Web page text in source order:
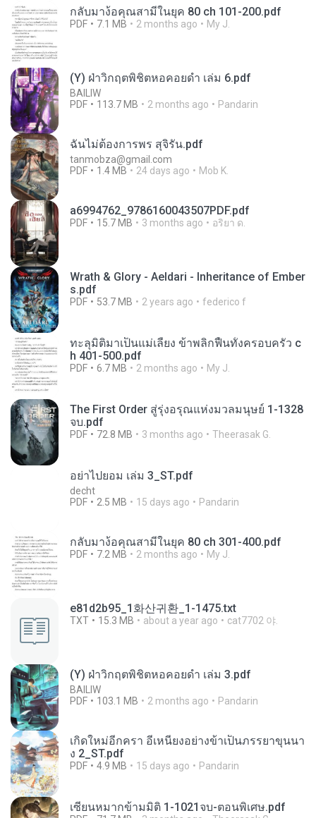
กลับมาง้อคุณสามีในยุค 80 ch 101-200.pdf
PDF 7.1 MB 2 months ago My J.
(Y) ฝ่าวิกฤตพิชิตหอคอยดำ เล่ม 6.pdf
BAILIW
PDF
113.7 MB 2 months ago Pandarin
ฉันไม่ต้องการพร สุจิรัน.pdf
tanmobza@gmail.com
PDF
1.4 MB 24 days ago Mob K.
a6994762_9786160043507PDF.pdf
PDF 15.7 MB 3 months ago อริยา ด.
Wrath & Glory - Aeldari - Inheritance of Ember
s.pdf
PDF 53.7 MB 2 years ago federico f
ทะลุมิติมาเป็นแม่เลี้ยง ข้าพลิกฟื้นทั้งครอบครัว c
h 401-500.pdf
PDF 6.7 MB 2 months ago My J.
The First Order สู่รุ่งอรุณแห่งมวลมนุษย์ 1-1328
จบ.pdf
PDF 72.8 MB 3 months ago Theerasak G.
อย่าไปยอม เล่ม 3_ST.pdf
decht
PDF
2.5 MB 15 days ago Pandarin
กลับมาง้อคุณสามีในยุค 80 ch 301-400.pdf
PDF 7.2 MB 2 months ago My J.
e81d2b95_1화산귀환_1-1475.txt
TXT 15.3 MB about a year ago cat7702 야.
(Y) ฝ่าวิกฤตพิชิตหอคอยดำ เล่ม 3.pdf
BAILIW
PDF
103.1 MB 2 months ago Pandarin
เกิดใหม่อีกครา อี๋เหนียงอย่างข้าเป็นภรรยาขุนนา
ง 2_ST.pdf
PDF 4.9 MB 15 days ago Pandarin
เซียนหมากข้ามมิติ 1-1021จบ-ตอนพิเศษ.pdf